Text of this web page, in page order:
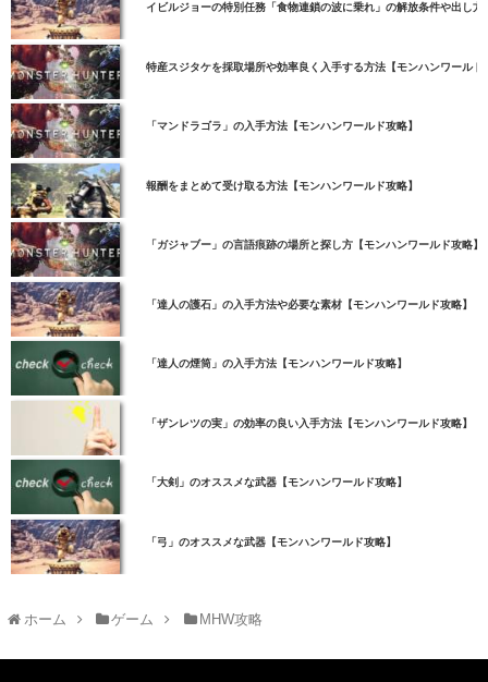
イビルジョーの特別任務「食物連鎖の波に乗れ」の解放条件や出し
特産スジタケを採取場所や効率良く入手する方法【モンハンワールド
「マンドラゴラ」の入手方法【モンハンワールド攻略】
報酬をまとめて受け取る方法【モンハンワールド攻略】
「ガジャブー」の言語痕跡の場所と探し方【モンハンワールド攻略】
「達人の護石」の入手方法や必要な素材【モンハンワールド攻略】
「達人の煙筒」の入手方法【モンハンワールド攻略】
「ザンレツの実」の効率の良い入手方法【モンハンワールド攻略】
「大剣」のオススメな武器【モンハンワールド攻略】
「弓」のオススメな武器【モンハンワールド攻略】
ホーム ゲーム MHW攻略